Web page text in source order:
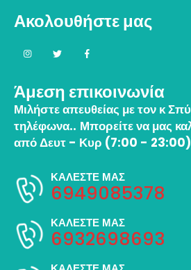
Ακολουθήστε μας
Άμεση επικοινωνία
Μιλήστε απευθείας με τον κ
τηλέφωνα.. Μπορείτε να μας
από Δευτ - Κυρ (7:00 - 23:00)
ΚΑΛΕΣΤΕ ΜΑΣ
6949085378
ΚΑΛΕΣΤΕ ΜΑΣ
6932698693